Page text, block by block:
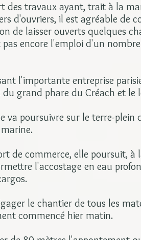
des travaux ayant, trait à la
d'ouvriers, il est agréable de
de laisser ouverts quelques
encore l'emploi d'un
l'importante entreprise
grand phare du Créach et le
va poursuivre sur le terre-
de commerce, elle poursuit,
l'accostage en eau
le chantier de tous les
commencé hier matin.